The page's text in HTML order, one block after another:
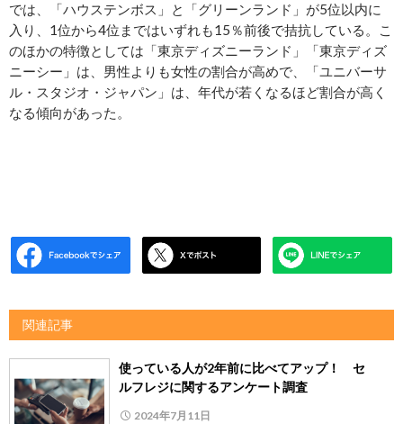
では、「ハウステンボス」と「グリーンランド」が5位以内に
入り、1位から4位まではいずれも15％前後で拮抗している。こ
のほかの特徴としては「東京ディズニーランド」「東京ディズ
ニーシー」は、男性よりも女性の割合が高めで、「ユニバーサ
ル・スタジオ・ジャパン」は、年代が若くなるほど割合が高く
なる傾向があった。
関連記事
使っている人が2年前に比べてアップ！ セ
ルフレジに関するアンケート調査
2024年7月11日